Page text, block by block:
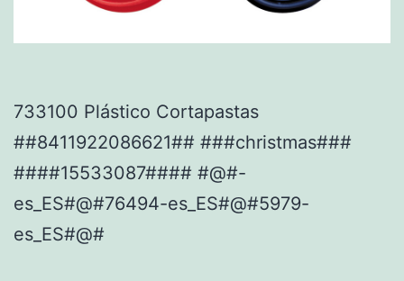
733100 Plástico Cortapastas
##8411922086621## ###christmas###
####15533087#### #@#-
es_ES#@#76494-es_ES#@#5979-
es_ES#@#